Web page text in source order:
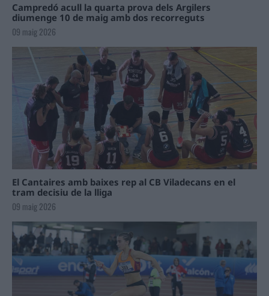
Campredó acull la quarta prova dels Argilers
diumenge 10 de maig amb dos recorreguts
09 maig 2026
El Cantaires amb baixes rep al CB Viladecans en el
tram decisiu de la lliga
09 maig 2026